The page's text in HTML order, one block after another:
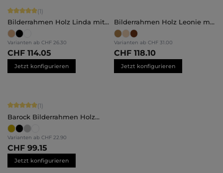
Durchschnittliche Bewertung von 5 von 5 Sternen
(1)
Bilderrahmen Holz Linda mit
Abstandsleiste
Varianten ab CHF 26.30
CHF 114.05
Jetzt konfigurieren
Bilderrahmen Holz Leonie mit
Abstandsleiste
Varianten ab CHF 31.00
CHF 118.10
Jetzt konfigurieren
Durchschnittliche Bewertung von 5 von 5 Sternen
(1)
Barock Bilderrahmen Holz
Lilly
Varianten ab CHF 22.90
CHF 99.15
Jetzt konfigurieren